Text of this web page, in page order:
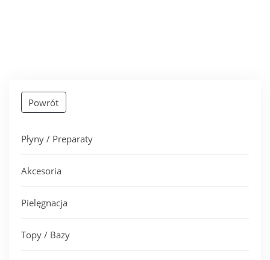
Powrót
Płyny / Preparaty
Akcesoria
Pielęgnacja
Topy / Bazy